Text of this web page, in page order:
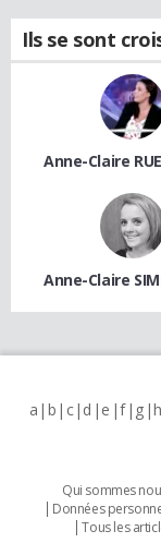
Ils se sont
Anne-Claire
Anne-Claire
a b c d e f g h
Qui sommes
Données
Tous les